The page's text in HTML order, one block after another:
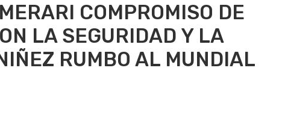
COMPROMISO DE
LA SEGURIDAD Y LA
RUMBO AL MUNDIAL